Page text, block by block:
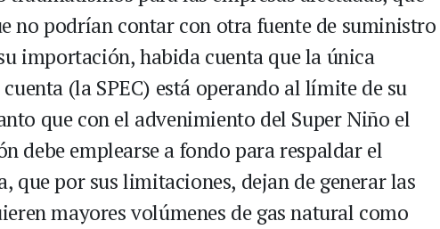
no podrían contar con otra fuente de suministro
importación, habida cuenta que la única
(la SPEC) está operando al límite de su
que con el advenimiento del Super Niño el
debe emplearse a fondo para respaldar el
que por sus limitaciones, dejan de generar las
mayores volúmenes de gas natural como